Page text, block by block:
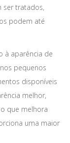
ser tratados,
podem até
à aparência de
pequenos
disponíveis
melhor,
que melhora
uma maior